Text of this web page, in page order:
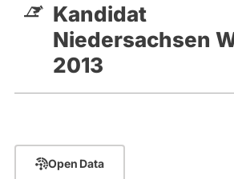
Kandidat
Niedersachsen
2013
Open Data